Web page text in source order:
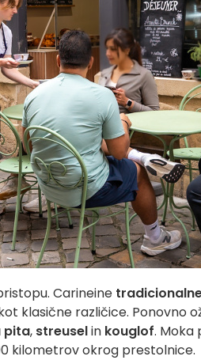
Carineine
klasične različice. Ponovno
pita, streuselin kouglof. Moka
kilometrov okrog prestolnice.